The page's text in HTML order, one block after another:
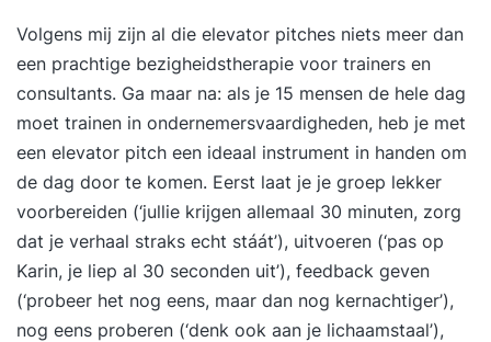
droge powerpoint naar een fascinerend verhaal.
In deze hands-on training leer je hoe je zelfs de
meest technische informatie omzet in boeiende
verhalen die blijven hangen. Dit is de training
voor jou als... Je regelmatig presenteert aan je
team, klanten of management Je merkt dat
mensen afhaken of je presentaties te langdradig
vinden Bang bent dingen te vergeten of juist
teveel zaken erbij haalt Je boodschap niet altijd
goed overkomt of blijft hangen Wat levert het je
op? Na deze training hangt je publiek aan je
Volgens mij zijn al die elevator pitches niets meer dan
een prachtige bezigheidstherapie voor trainers en
consultants. Ga maar na: als je 15 mensen de hele dag
moet trainen in ondernemersvaardigheden, heb je met
een elevator pitch een ideaal instrument in handen om
de dag door te komen. Eerst laat je je groep lekker
voorbereiden (‘jullie krijgen allemaal 30 minuten, zorg
dat je verhaal straks echt stáát’), uitvoeren (‘pas op
Karin, je liep al 30 seconden uit’), feedback geven
(‘probeer het nog eens, maar dan nog kernachtiger’),
nog eens proberen (‘denk ook aan je lichaamstaal’),